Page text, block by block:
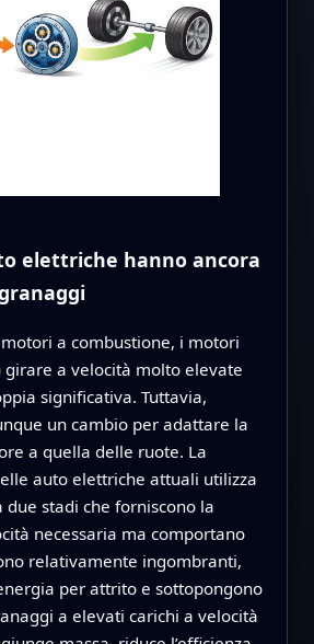
elettriche hanno ancora
a combustione, i motori
girare a velocità molto elevate
significativa. Tuttavia,
un cambio per adattare la
a quella delle ruote. La
auto elettriche attuali utilizza
stadi che forniscono la
necessaria ma comportano
relativamente ingombranti,
per attrito e sottopongono
a elevati carichi a velocità